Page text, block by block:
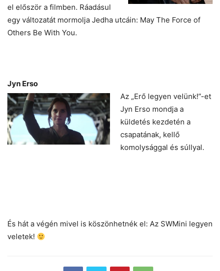
el először a filmben. Ráadásul
egy változatát mormolja Jedha utcáin: May The Force of
Others Be With You.
Jyn Erso
Az „Erő legyen velünk!”-et
Jyn Erso mondja a
küldetés kezdetén a
csapatának, kellő
komolysággal és súllyal.
És hát a végén mivel is köszönhetnék el: Az SWMini legyen
veletek!